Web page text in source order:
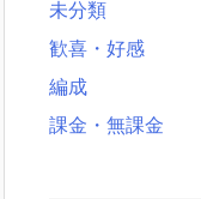
未分類
歓喜・好感
編成
課金・無課金